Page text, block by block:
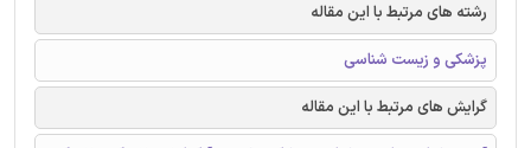
رشته های مرتبط با این مقاله
پزشکی و زیست شناسی
گرایش های مرتبط با این مقاله